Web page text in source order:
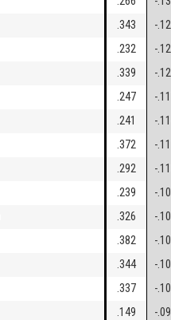
.343 -
.232 -
.339 -
.247 -
.241 -
.372 -
.292 -
.239 -
.326 -
.382 -
.344 -
.337 -
.149 -